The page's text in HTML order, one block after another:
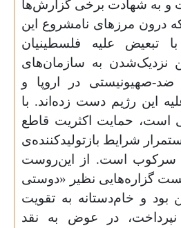
و به شهادت برخی گزارش‌ها
درون مرزهای نامشروع این
تبعیض علیه فلسطینیان
نزدیک‌شدن به ساز‌مان‌های
صهیونیستی در اروپا و
این رژیم دست زده‌اند. با
است، حمایت اکثریت قاطع
شرایط بازتولیدکننده‌ی
سرکوب است. از این‌روست
گزاره‌هایی نظیر «دوستی
بود و خام‌دستانه به تقویت
در عوض به نقد